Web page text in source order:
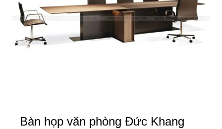
Bàn họp văn phòng Đức Khang